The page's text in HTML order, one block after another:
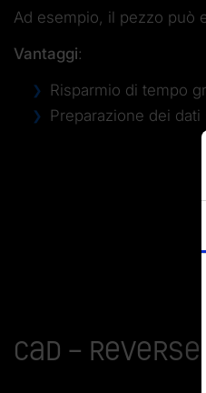
Ad esempio, il pezzo può
Vantaggi:
Risparmio di tempo
Preparazione dei
CAD –